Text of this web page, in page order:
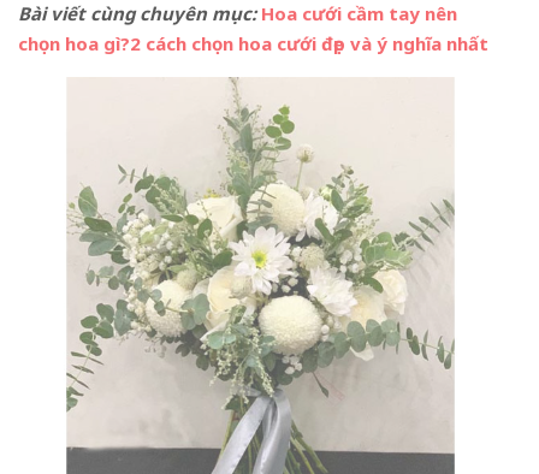
Bài viết cùng chuyên mục:Hoa cưới cầm tay nên
chọn hoa gì?2 cách chọn hoa cưới đẹp và ý nghĩa nhất